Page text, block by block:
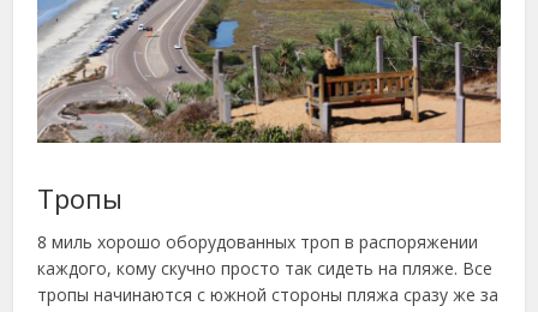
Тропы
8 миль хорошо оборудованных троп в распоряжении
каждого, кому скучно просто так сидеть на пляже. Все
тропы начинаются с южной стороны пляжа сразу же за